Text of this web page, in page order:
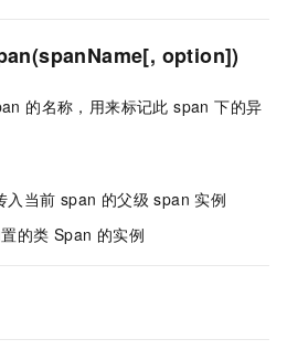
option])
的名称，用来标记此 span 下的异
入当前 span 的父级 span 实例
的类 Span 的实例